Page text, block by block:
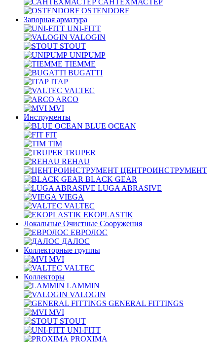
САНТЕХМАСТЕР
OSTENDORF
Запорная арматура
UNI-FITT
VALOGIN
STOUT
UNIPUMP
TIEMME
BUGATTI
ITAP
VALTEC
ARCO
MVI
Инструменты
BLUE OCEAN
FIT
TIM
TRUPER
REHAU
ЦЕНТРОИНСТРУМЕНТ
BLACK GEAR
LUGA ABRASIVE
VIEGA
VALTEC
EKOPLASTIK
Локальные Очистные Сооружения
ЕВРОЛОС
ДАЛОС
Коллекторные группы
MVI
VALTEC
Коллекторы
LAMMIN
VALOGIN
GENERAL FITTINGS
MVI
STOUT
UNI-FITT
PROXIMA